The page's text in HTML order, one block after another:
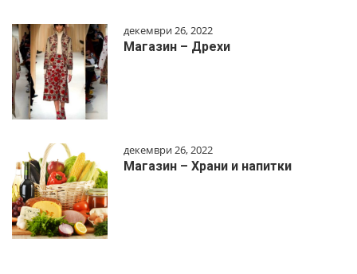
декември 26, 2022
Магазин – Дрехи
декември 26, 2022
Магазин – Храни и напитки